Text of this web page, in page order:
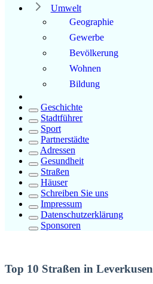
Umwelt
Geographie
Gewerbe
Bevölkerung
Wohnen
Bildung
Geschichte
Stadtführer
Sport
Partnerstädte
Adressen
Gesundheit
Straßen
Häuser
Schreiben Sie uns
Impressum
Datenschutzerklärung
Sponsoren
Top 10 Straßen in Leverkusen